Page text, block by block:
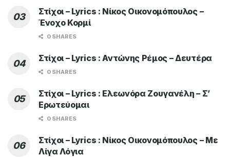
Στίχοι – Lyrics : Νίκος Οικονομόπουλος –
Ένοχο Κορμί
0 SHARES
Στίχοι – Lyrics : Αντώνης Ρέμος – Δευτέρα
0 SHARES
Στίχοι – Lyrics : Ελεωνόρα Ζουγανέλη – Σ’
Ερωτεύομαι
0 SHARES
Στίχοι – Lyrics : Νίκος Οικονομόπουλος – Με
Λίγα Λόγια